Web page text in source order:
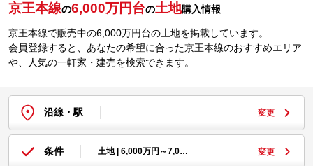
京王本線の6,000万円台の土地購入情報
京王本線で販売中の6,000万円台の土地を掲載しています。
会員登録すると、あなたの希望に合った京王本線のおすすめエリア
や、人気の一軒家・建売を検索できます。
沿線・駅 変更
条件 土地 | 6,000万円～7,0… 変更